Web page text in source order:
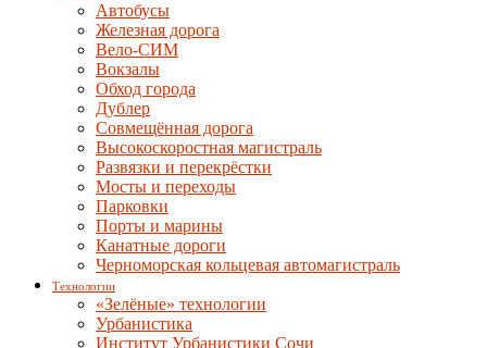
Автобусы
Железная дорога
Вело-СИМ
Вокзалы
Обход города
Дублер
Совмещённая дорога
Высокоскоростная магистраль
Развязки и перекрёстки
Мосты и переходы
Парковки
Порты и марины
Канатные дороги
Черноморская кольцевая автомагистраль
Технологии
«Зелёные» технологии
Урбанистика
Институт Урбанистики Сочи